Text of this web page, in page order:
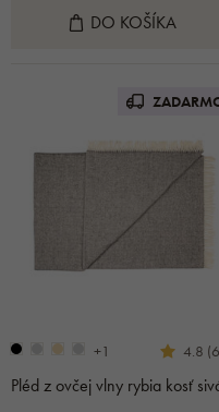
DO KOŠÍKA
+1 4.8
Pléd z ovčej vlny rybia kosť